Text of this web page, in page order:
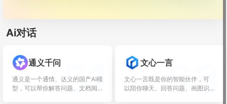
Ai对话
通义千问
通义是一个通情、达义的国产AI模
型，可以帮你解答问题、文档阅
51 文心一言
文心一言既是你的智能伙伴，可
以陪你聊天、回答问题、画图识
68